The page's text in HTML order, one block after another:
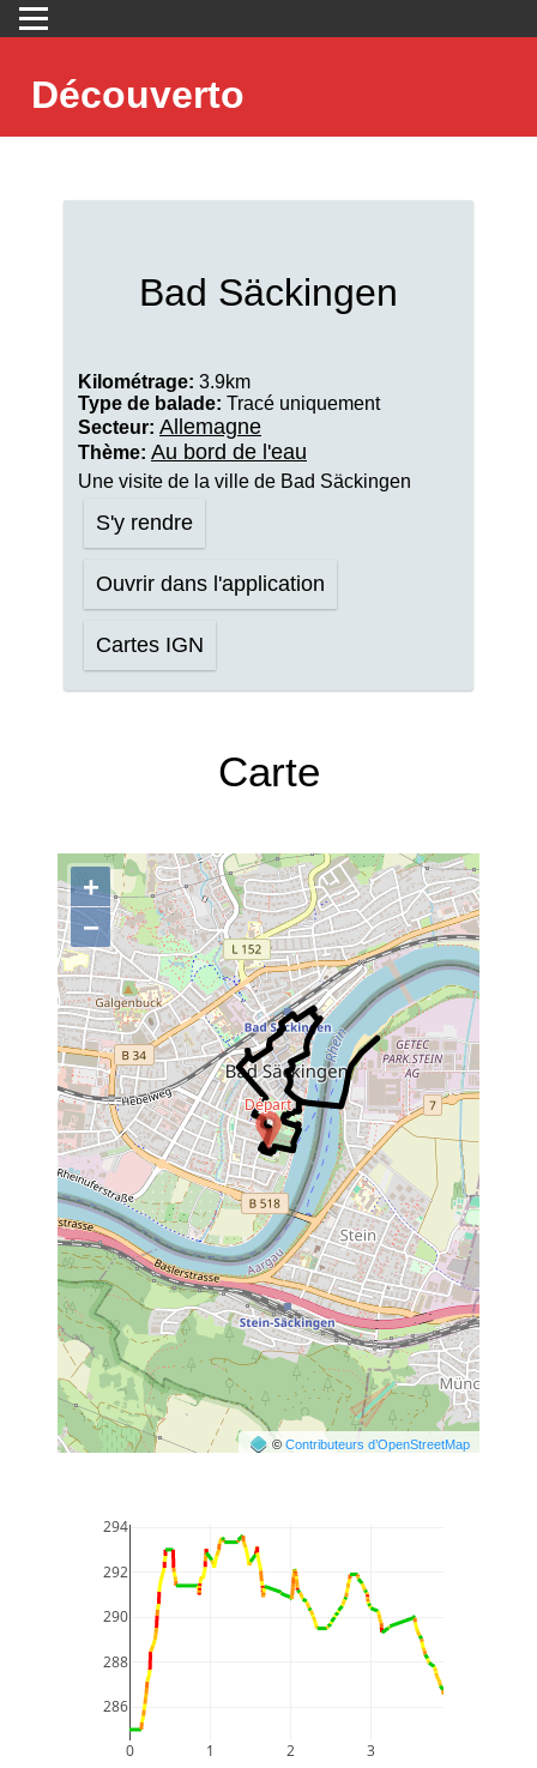
Découverto
Bad Säckingen
Kilométrage: 3.9km
Type de balade: Tracé uniquement
Secteur: Allemagne
Thème: Au bord de l'eau
Une visite de la ville de Bad Säckingen
S'y rendre
Ouvrir dans l'application
Cartes IGN
Carte
+
−
©Contributeurs d’OpenStreetMap
0 1 2 3
286
288
290
292
294